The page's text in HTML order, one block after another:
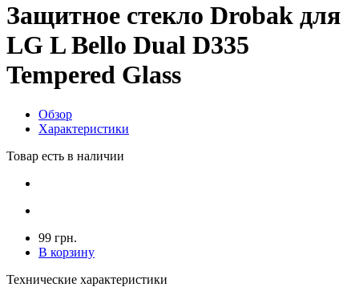
Защитное стекло Drobak для
LG L Bello Dual D335
Tempered Glass
Обзор
Характеристики
Товар есть в наличии
99 грн.
В корзину
Технические характеристики